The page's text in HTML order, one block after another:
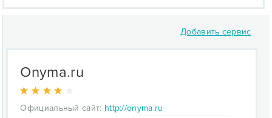
Добавить сервис
Onyma.ru
Официальный сайт: http://onyma.ru